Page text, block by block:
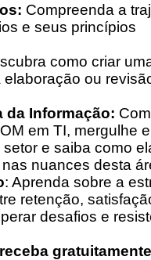
Compreenda a
e seus princípios
como criar
ou
da Informação:
em TI, mergulhe
e saiba como
nuances desta
: Aprenda sobre a
retenção,
desafios e
receba